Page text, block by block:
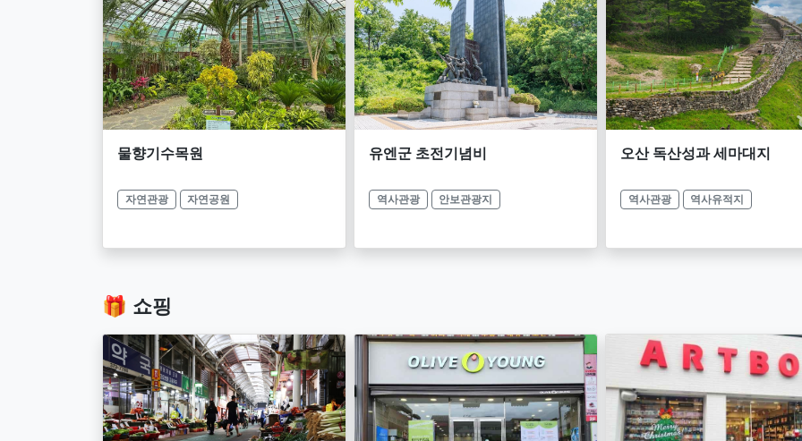
물향기수목원
자연관광 자연공원
유엔군 초전기념비
역사관광 안보관광지
오산 독산성과 세마대지
역사관광 역사유적지
🎁 쇼핑